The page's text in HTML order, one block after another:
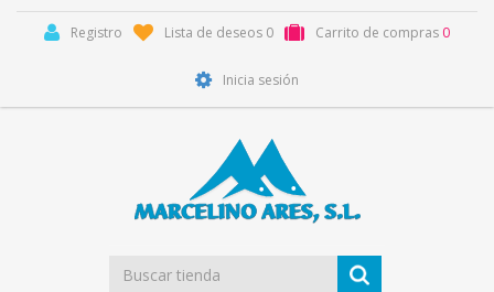
Registro Lista de deseos 0 Carrito de compras 0
Inicia sesión